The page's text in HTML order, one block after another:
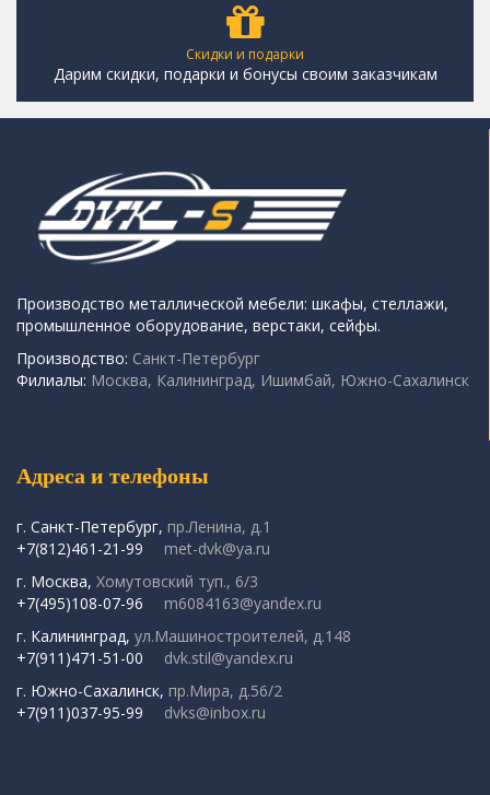
Скидки и подарки
Дарим скидки, подарки и бонусы своим заказчикам
Производство металлической мебели: шкафы, стеллажи,
промышленное оборудование, верстаки, сейфы.
Производство: Санкт-Петербург
Филиалы: Москва, Калининград, Ишимбай, Южно-Сахалинск
Адреса и телефоны
г. Санкт-Петербург, пр.Ленина, д.1
+7(812)461-21-99
met-dvk@ya.ru
г. Москва, Хомутовский туп., 6/3
+7(495)108-07-96
m6084163@yandex.ru
г. Калининград, ул.Машиностроителей, д.148
+7(911)471-51-00
dvk.stil@yandex.ru
г. Южно-Сахалинск, пр.Мира, д.56/2
+7(911)037-95-99
dvks@inbox.ru